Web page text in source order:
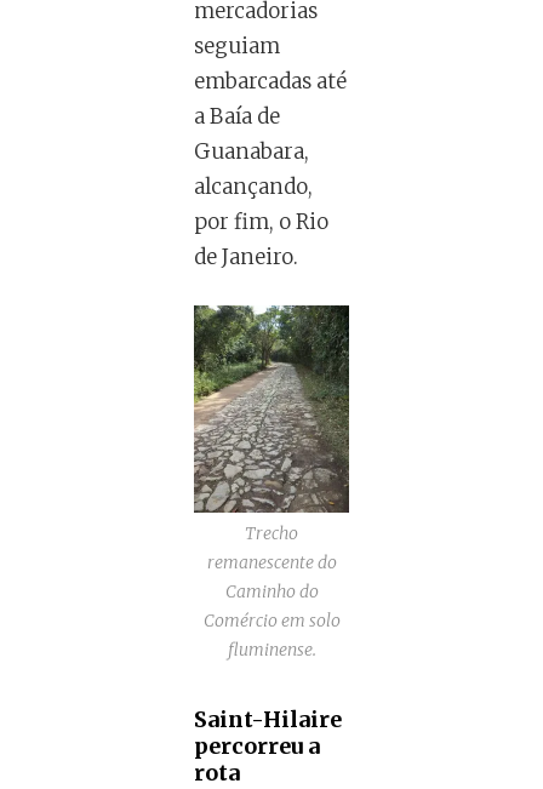
mercadorias
seguiam
embarcadas até
a Baía de
Guanabara,
alcançando,
por fim, o Rio
de Janeiro.
Trecho
remanescente do
Caminho do
Comércio em solo
fluminense.
Saint-Hilaire
percorreu a
rota